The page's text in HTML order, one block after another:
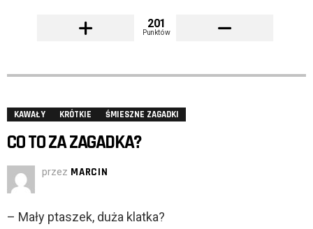
201
Punktów
KAWAŁY KRÓTKIE ŚMIESZNE ZAGADKI
CO TO ZA ZAGADKA?
przez MARCIN
– Mały ptaszek, duża klatka?